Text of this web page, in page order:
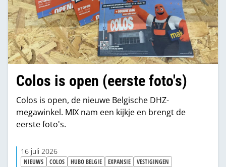
Colos is open (eerste foto's)
Colos is open, de nieuwe Belgische DHZ-
megawinkel. MIX nam een kijkje en brengt de
eerste foto's.
16 juli 2026
NIEUWS COLOS HUBO BELGIE EXPANSIE VESTIGINGEN